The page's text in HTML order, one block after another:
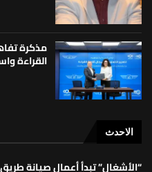
مذكرة
القراءة
الاحدث
“الأشغال” تبدأ أعمال صيانة